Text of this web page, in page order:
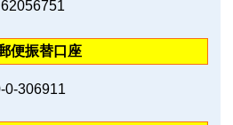
便振替口座